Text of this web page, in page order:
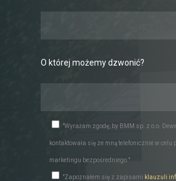
O której możemy dzwonić?
"Wyrażam zgodę, by BMM sp. z o.o.
kontaktowała się ze mną telefonicznie w celu
marketingu bezpośredniego."
"Zapoznałem się z zapisami klauzuli